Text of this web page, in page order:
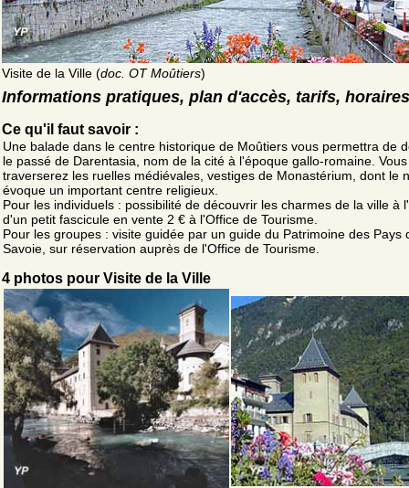
Visite de la Ville (doc. OT Moûtiers)
Informations pratiques, plan d'accès, tarifs, horaires
Ce qu'il faut savoir :
Une balade dans le centre historique de Moûtiers vous permettra de
le passé de Darentasia, nom de la cité à l'époque gallo-romaine. Vous
traverserez les ruelles médiévales, vestiges de Monastérium, dont le
évoque un important centre religieux.
Pour les individuels : possibilité de découvrir les charmes de la ville à
d'un petit fascicule en vente 2 € à l'Office de Tourisme.
Pour les groupes : visite guidée par un guide du Patrimoine des Pays
Savoie, sur réservation auprès de l'Office de Tourisme.
4 photos pour Visite de la Ville